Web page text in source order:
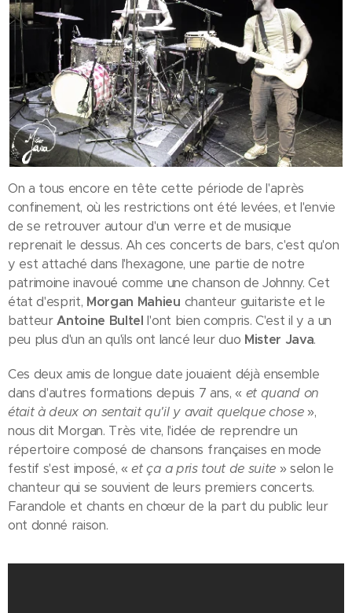
On a tous encore en tête cette période de l'après
confinement, où les restrictions ont été levées, et l'envie
de se retrouver autour d'un verre et de musique
reprenait le dessus. Ah ces concerts de bars, c'est qu'on
y est attaché dans l'hexagone, une partie de notre
patrimoine inavoué comme une chanson de Johnny. Cet
état d'esprit, Morgan Mahieu chanteur guitariste et le
batteurAntoine Bultel l'ont bien compris. C'est il y a un
peu plus d'un an qu'ils ont lancé leur duo Mister Java.
Ces deux amis de longue date jouaient déjà ensemble
dans d'autres formations depuis 7 ans, « et quand on
était à deux on sentait qu'il y avait quelque chose»,
nous dit Morgan. Très vite, l'idée de reprendre un
répertoire composé de chansons françaises en mode
festif s'est imposé, «et ça a pris tout de suite» selon le
chanteur qui se souvient de leurs premiers concerts.
Farandole et chants en chœur de la part du public leur
ont donné raison.